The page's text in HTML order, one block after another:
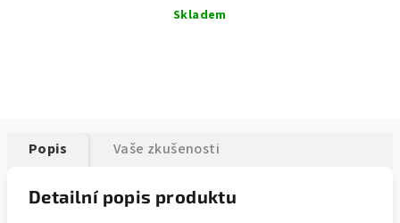
Skladem
Popis Vaše zkušenosti
Detailní popis produktu